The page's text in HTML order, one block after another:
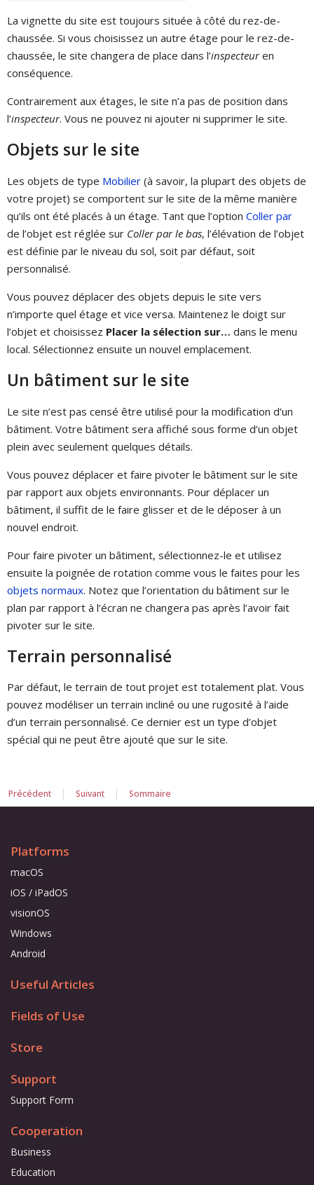
La vignette du site est toujours située à côté du rez-de-
chaussée. Si vous choisissez un autre étage pour le rez-de-
chaussée, le site changera de place dans l’inspecteuren
conséquence.
Contrairement aux étages, le site n’a pas de position dans
l’inspecteur. Vous ne pouvez ni ajouter ni supprimer le site.
Objets sur le site
Les objets de type Mobilier (à savoir, la plupart des objets de
votre projet) se comportent sur le site de la même manière
qu’ils ont été placés à un étage. Tant que l’option Coller par
de l’objet est réglée sur Coller par le bas, l’élévation de l’objet
est définie par le niveau du sol, soit par défaut, soit
personnalisé.
Vous pouvez déplacer des objets depuis le site vers
n’importe quel étage et vice versa. Maintenez le doigt sur
l’objet et choisissez Placer la sélection sur… dans le menu
local. Sélectionnez ensuite un nouvel emplacement.
Un bâtiment sur le site
Le site n’est pas censé être utilisé pour la modification d’un
bâtiment. Votre bâtiment sera affiché sous forme d’un objet
plein avec seulement quelques détails.
Vous pouvez déplacer et faire pivoter le bâtiment sur le site
par rapport aux objets environnants. Pour déplacer un
bâtiment, il suffit de le faire glisser et de le déposer à un
nouvel endroit.
Pour faire pivoter un bâtiment, sélectionnez-le et utilisez
ensuite la poignée de rotation comme vous le faites pour les
objets normaux. Notez que l’orientation du bâtiment sur le
plan par rapport à l’écran ne changera pas après l’avoir fait
pivoter sur le site.
Terrain personnalisé
Par défaut, le terrain de tout projet est totalement plat. Vous
pouvez modéliser un terrain incliné ou une rugosité à l’aide
d’un terrain personnalisé. Ce dernier est un type d’objet
spécial qui ne peut être ajouté que sur le site.
Précédent | Suivant | Sommaire
Platforms
macOS
iOS / iPadOS
visionOS
Windows
Android
Useful Articles
Fields of Use
Store
Support
Support Form
Cooperation
Business
Education